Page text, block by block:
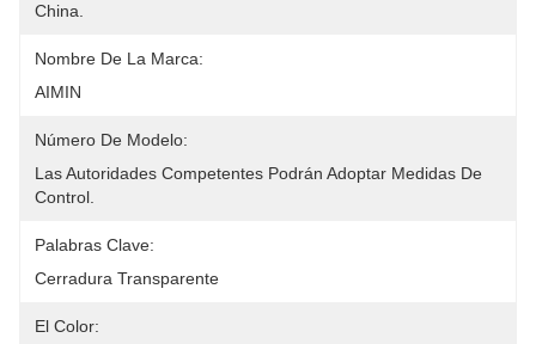
China.
Nombre De La Marca:
AIMIN
Número De Modelo:
Las Autoridades Competentes Podrán Adoptar Medidas De
Control.
Palabras Clave:
Cerradura Transparente
El Color: